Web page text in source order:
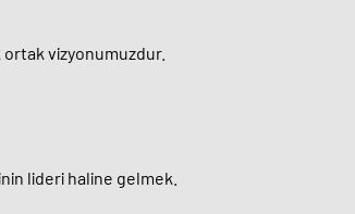
vizyonumuzdur.
lideri haline gelmek.